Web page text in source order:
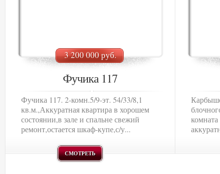
3 200 000 руб.
Фучика 117
Фучика 117. 2-комн.5/9-эт. 54/33/8,1
кв.м.,Аккуратная квартира в хорошем
состоянии,в зале и спальне свежий
ремонт,остается шкаф-купе,с/у...
СМОТРЕТЬ